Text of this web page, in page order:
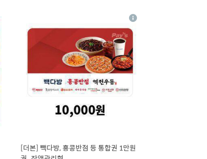
[더본] 빽다방, 홍콩반점 등 통합권 1만원
상
세